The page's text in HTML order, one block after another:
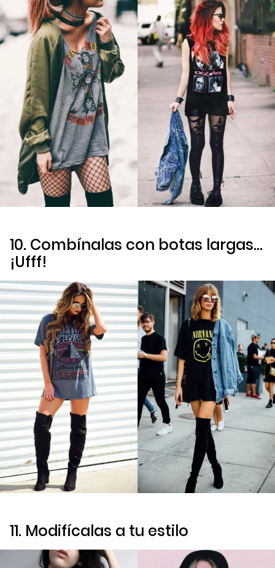
10. Combínalas con botas largas…
¡Ufff!
11. Modifícalas a tu estilo